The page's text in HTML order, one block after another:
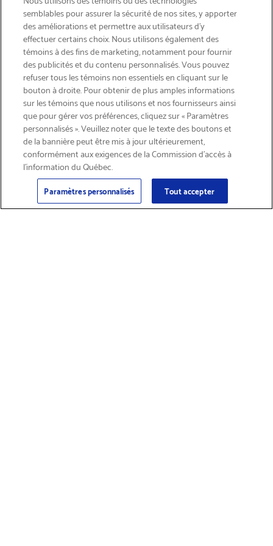
INSCRIVEZ-VOUS & ÉCONOMISEZ 15%
Courriel
Inscription
semblables pour assurer la sécurité de nos sites, y apporter
des améliorations et permettre aux utilisateurs d’y
effectuer certains choix. Nous utilisons également des
témoins à des fins de marketing, notamment pour fournir
des publicités et du contenu personnalisés. Vous pouvez
refuser tous les témoins non essentiels en cliquant sur le
bouton à droite. Pour obtenir de plus amples informations
sur les témoins que nous utilisons et nos fournisseurs ainsi
que pour gérer vos préférences, cliquez sur « Paramètres
personnalisés ». Veuillez noter que le texte des boutons et
de la bannière peut être mis à jour ultérieurement,
conformément aux exigences de la Commission d’accès à
l’information du Québec.
Paramètres personnalisés Tout accepter